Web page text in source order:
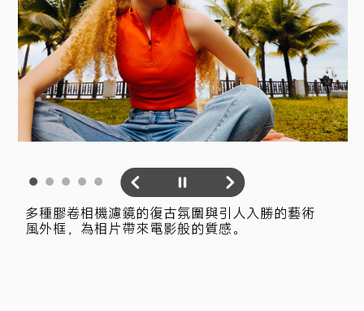
多種膠卷相機濾鏡的復古氛圍與引人入勝的藝術
風外框，為相片帶來電影般的質感。